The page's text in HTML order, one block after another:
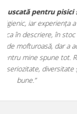
Apreciez foarte mult
doar hrană,
antiparazitare,
comod să pot
dintr-un singur loc.
originale și în